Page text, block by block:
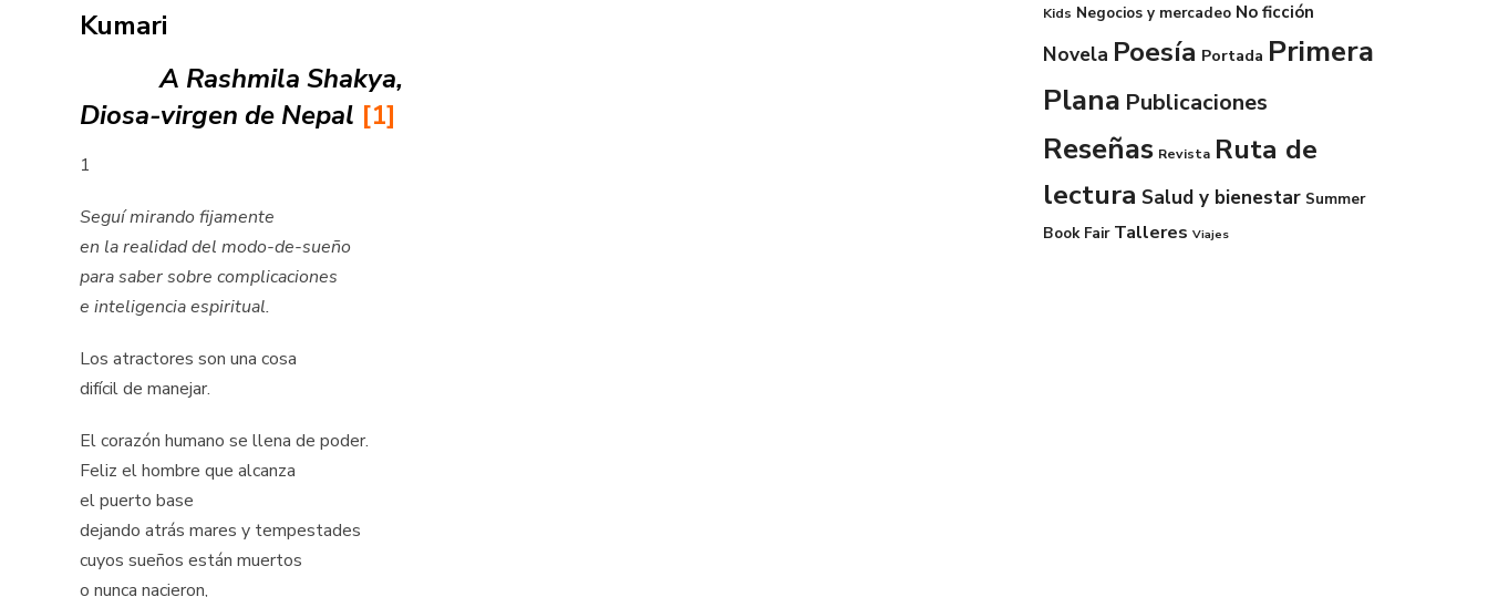
Kumari
A Rashmila Shakya,
Diosa-virgen de Nepal [1]
1
Seguí mirando fijamente
en la realidad del modo-de-sueño
para saber sobre complicaciones
e inteligencia espiritual.
Los atractores son una cosa
difícil de manejar.
El corazón humano se llena de poder.
Feliz el hombre que alcanza
el puerto base
dejando atrás mares y tempestades
cuyos sueños están muertos
o nunca nacieron,
Kids Negocios y mercadeo No ficción
Novela Poesía Portada Primera
Plana Publicaciones
Reseñas Revista Ruta de
lectura Salud y bienestar Summer
Book Fair Talleres Viajes